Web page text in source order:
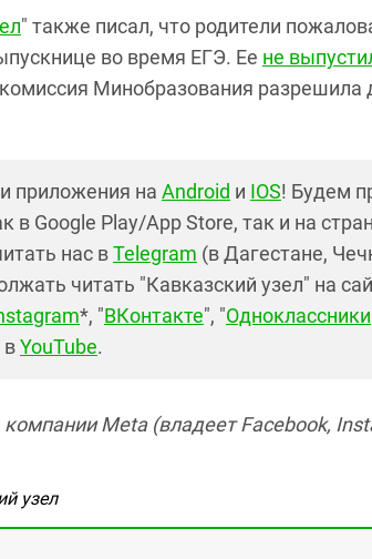
" также писал, что родители
во время ЕГЭ. Ее не
Минобразования
приложения на Android и IOS! Будем
в Google Play/App Store, так и на
нас вTelegram (в Дагестане,
читать "Кавказский узел" на
*, "ВКонтакте", "Одноклассники
вYouTube.
компании Meta (владеет Facebook,
узел